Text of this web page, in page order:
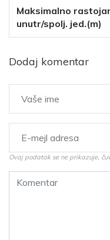
Maksimalno
unutr/spolj. jed.(m)
Dodaj komentar
Ovaj podatak se ne prikazuje,